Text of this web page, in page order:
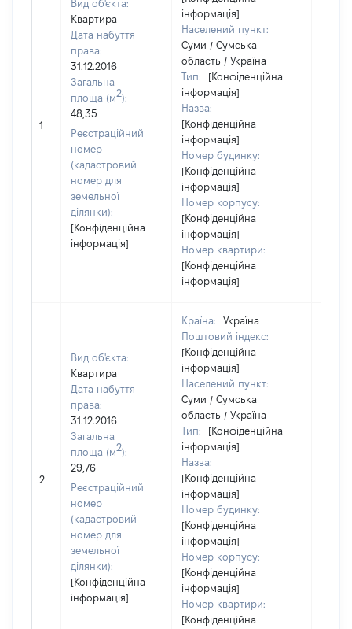
1
Вид об'єкта:
Квартира
Дата набуття
права:
31.12.2016
Загальна
площа (м2):
48,35
Реєстраційний
номер
(кадастровий
номер для
земельної
ділянки):
[Конфіденційна
інформація]
інформація]
Населений пункт:
Суми / Сумська
область / Україна
Тип:
[Конфіденційна
інформація]
Назва:
[Конфіденційна
інформація]
Номер будинку:
[Конфіденційна
інформація]
Номер корпусу:
[Конфіденційна
інформація]
Номер квартири:
[Конфіденційна
інформація]
2
Вид об'єкта:
Квартира
Дата набуття
права:
31.12.2016
Загальна
площа (м2):
29,76
Реєстраційний
номер
(кадастровий
номер для
земельної
ділянки):
[Конфіденційна
інформація]
Країна:
Україна
Поштовий індекс:
[Конфіденційна
інформація]
Населений пункт:
Суми / Сумська
область / Україна
Тип:
[Конфіденційна
інформація]
Назва:
[Конфіденційна
інформація]
Номер будинку:
[Конфіденційна
інформація]
Номер корпусу:
[Конфіденційна
інформація]
Номер квартири:
[Конфіденційна